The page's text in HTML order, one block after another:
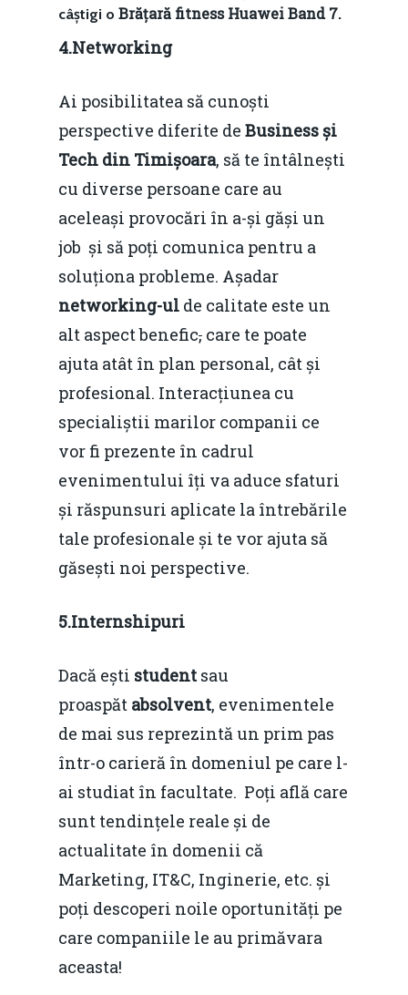
câștigi o Brățară fitness Huawei Band 7.
4.Networking
Ai posibilitatea să cunoști
perspective diferite de Business și
Tech din Timișoara, să te întâlnești
cu diverse persoane care au
aceleași provocări în a-și găși un
job și să poți comunica pentru a
soluționa probleme. Așadar
networking-ul de calitate este un
alt aspect benefic, care te poate
ajuta atât în plan personal, cât și
profesional. Interacțiunea cu
specialiștii marilor companii ce
vor fi prezente în cadrul
evenimentului îți va aduce sfaturi
și răspunsuri aplicate la întrebările
tale profesionale și te vor ajuta să
găsești noi perspective.
5.Internshipuri
Dacă ești studentsau
proaspăt absolvent, evenimentele
de mai sus reprezintă un prim pas
într-o carieră în domeniul pe care l-
ai studiat în facultate. Poți află care
sunt tendințele reale și de
actualitate în domenii că
Marketing, IT&C, Inginerie, etc. și
poți descoperi noile oportunități pe
care companiile le au primăvara
aceasta!
Modelul economic
Piaţa gazelor naturale:
predictibilitate,
concurenţă.
Soluții de
IMM
Redresare vs.
Fiscalitate pentru o
Durabilă
Decembrie 2015
Mai 2015
Agribusiness
Energia
Construcții și
Video
economie
Politici Europene în
Economie
Piața gazelor naturale:
predictibilitate,
concurență.
Contact
Burse pentru
Contact
Daniel Apostol
Email: